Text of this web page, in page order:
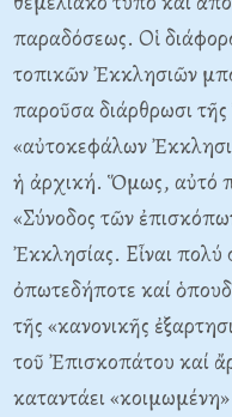
παραδόσεως. Οἱ
τοπικῶν Ἐκκλησιῶν
παροῦσα διάρθρωσι τῆς
«αὐτοκεφάλων
ἡ ἀρχική. Ὅμως, αὐτό
«Σύνοδος τῶν
Ἐκκλησίας. Εἶναι
ὀπωτεδήποτε καί
τῆς «κανονικῆς
τοῦ Ἐπισκοπάτου καί
καταντάει